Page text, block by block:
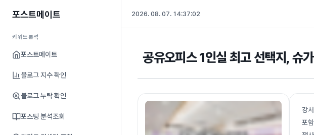
포스트메이트
키워드분석
포스트메이트
블로그 지수 확인
블로그 누락 확인
포스팅 분석조회
2026. 08. 07. 14:37:03
공유오피스 1인실 최고 선택지, 슈
강
포